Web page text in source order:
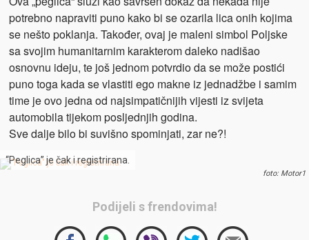
potrebno napraviti puno kako bi se ozarila lica onih kojima
se nešto poklanja. Također, ovaj je maleni simbol Poljske
sa svojim humanitarnim karakterom daleko nadišao
osnovnu ideju, te još jednom potvrdio da se može postići
puno toga kada se vlastiti ego makne iz jednadžbe i samim
time je ovo jedna od najsimpatičnijih vijesti iz svijeta
automobila tijekom posljednjih godina.
Sve dalje bilo bi suvišno spominjati, zar ne?!
“Peglica” je čak i registrirana.
foto: Motor1
Podijeli s frendovima!